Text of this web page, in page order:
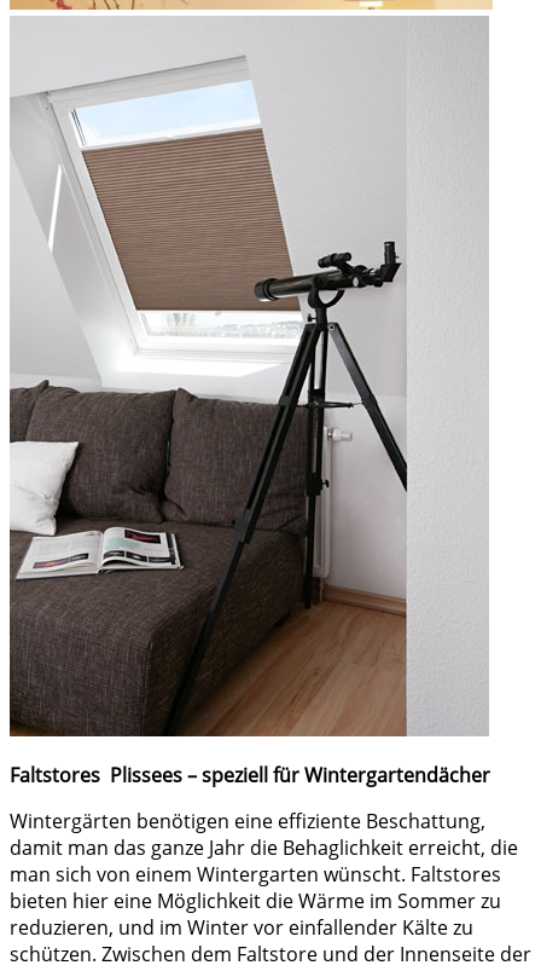
Faltstores Plissees – speziell für Wintergartendächer
Wintergärten benötigen eine effiziente Beschattung,
damit man das ganze Jahr die Behaglichkeit erreicht, die
man sich von einem Wintergarten wünscht. Faltstores
bieten hier eine Möglichkeit die Wärme im Sommer zu
reduzieren, und im Winter vor einfallender Kälte zu
schützen. Zwischen dem Faltstore und der Innenseite der